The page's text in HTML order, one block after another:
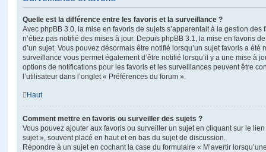
Quelle est la différence entre les favoris et la surveillance ?
Avec phpBB 3.0, la mise en favoris de sujets s’apparentait à la gestion des
n’étiez pas notifié des mises à jour. Depuis phpBB 3.1, la mise en favoris
d’un sujet. Vous pouvez désormais être notifié lorsqu’un sujet favoris a été
surveillance vous permet également d’être notifié lorsqu’il y a une mise à
options de notifications pour les favoris et les surveillances peuvent être
l’utilisateur dans l’onglet « Préférences du forum ».
Haut
Comment mettre en favoris ou surveiller des sujets ?
Vous pouvez ajouter aux favoris ou surveiller un sujet en cliquant sur le
sujet », souvent placé en haut et en bas du sujet de discussion.
Répondre à un sujet en cochant la case du formulaire « M’avertir